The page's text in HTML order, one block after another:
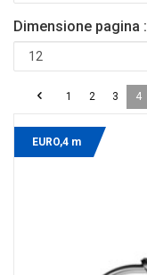
Dimensione pagina :
1 2 3 4
EURO,4 m